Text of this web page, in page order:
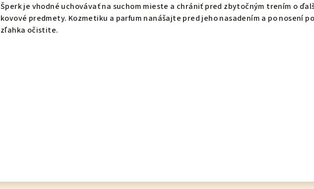
Šperk je vhodné uchovávať na suchom mieste a chrániť pred zbytočným trením o
kovové predmety. Kozmetiku a parfum nanášajte pred jeho nasadením a po nosení
zľahka očistite.